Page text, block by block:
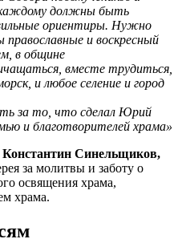
каждому должны быть
ориентиры. Нужно
и воскресный
в общине
вместе трудиться,
и любое селение и город
за то, что сделал Юрий
и благотворителей храма»
Константин Синельщиков,
за молитвы и заботу о
освящения храма,
храма.